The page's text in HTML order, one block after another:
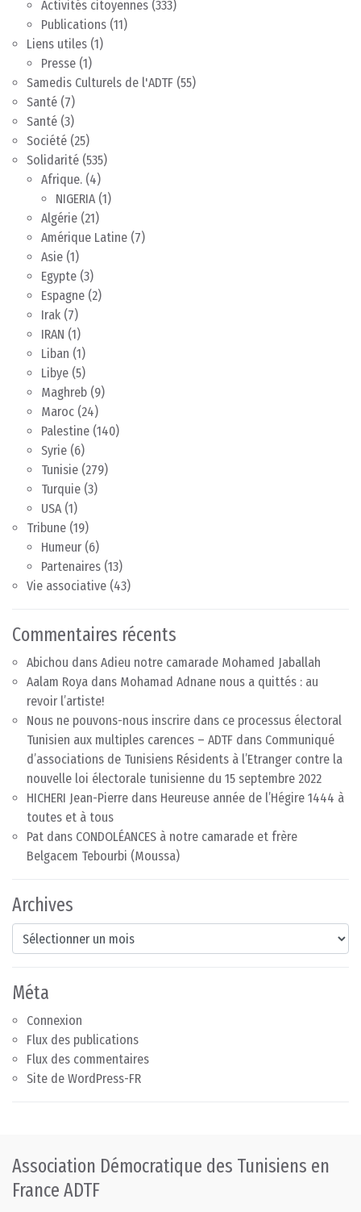
Activités citoyennes (333)
Publications (11)
Liens utiles (1)
Presse (1)
Samedis Culturels de l'ADTF (55)
Santé (7)
Santé (3)
Société (25)
Solidarité (535)
Afrique. (4)
NIGERIA(1)
Algérie (21)
Amérique Latine (7)
Asie (1)
Egypte (3)
Espagne (2)
Irak (7)
IRAN (1)
Liban (1)
Libye (5)
Maghreb (9)
Maroc (24)
Palestine (140)
Syrie (6)
Tunisie (279)
Turquie (3)
USA(1)
Tribune (19)
Humeur (6)
Partenaires (13)
Vie associative (43)
Commentaires récents
Abichou dans Adieu notre camarade Mohamed Jaballah
Aalam Roya dans Mohamad Adnane nous a quittés : au
revoir l’artiste!
Nous ne pouvons-nous inscrire dans ce processus électoral
Tunisien aux multiples carences – ADTF dans Communiqué
d’associations de Tunisiens Résidents à l’Etranger contre la
nouvelle loi électorale tunisienne du 15 septembre 2022
HICHERI Jean-Pierre dans Heureuse année de l’Hégire 1444 à
toutes et à tous
Pat dans CONDOLÉANCES à notre camarade et frère
Belgacem Tebourbi (Moussa)
Archives
Archives
Méta
Connexion
Flux des publications
Flux des commentaires
Site de WordPress-FR
Association Démocratique des Tunisiens en
France ADTF